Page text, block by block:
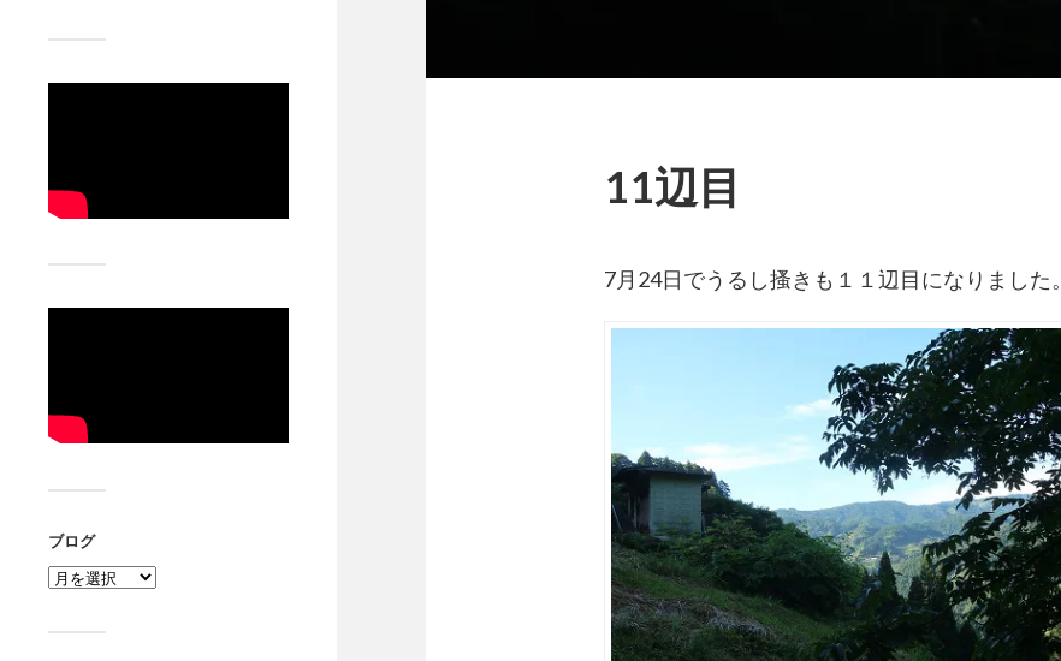
ブログ
ブ
ロ
11辺目
7月24日でうるし搔きも１１辺目になりました。